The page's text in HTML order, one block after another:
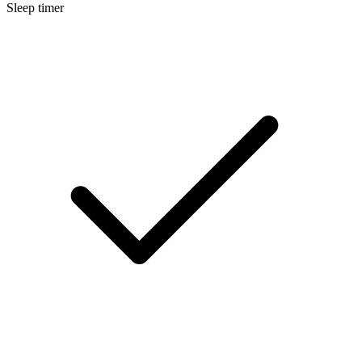
Sleep timer